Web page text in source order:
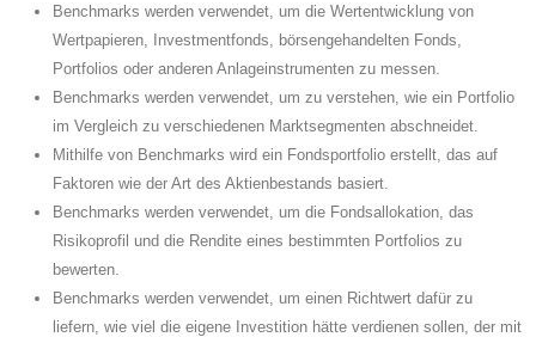
Benchmarks werden verwendet, um die Wertentwicklung von
Wertpapieren, Investmentfonds, börsengehandelten Fonds,
Portfolios oder anderen Anlageinstrumenten zu messen.
Benchmarks werden verwendet, um zu verstehen, wie ein Portfolio
im Vergleich zu verschiedenen Marktsegmenten abschneidet.
Mithilfe von Benchmarks wird ein Fondsportfolio erstellt, das auf
Faktoren wie der Art des Aktienbestands basiert.
Benchmarks werden verwendet, um die Fondsallokation, das
Risikoprofil und die Rendite eines bestimmten Portfolios zu
bewerten.
Benchmarks werden verwendet, um einen Richtwert dafür zu
liefern, wie viel die eigene Investition hätte verdienen sollen, der mit